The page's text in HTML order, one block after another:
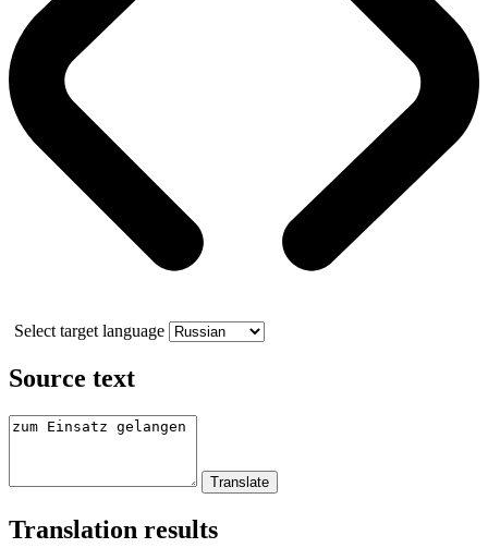
Select target language
Source text
Translation results